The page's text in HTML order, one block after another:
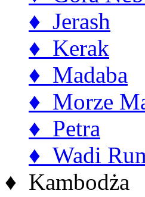
♦ Jerash
♦ Kerak
♦ Madaba
♦ Morze
♦ Petra
♦ Wadi
♦ Kambodża